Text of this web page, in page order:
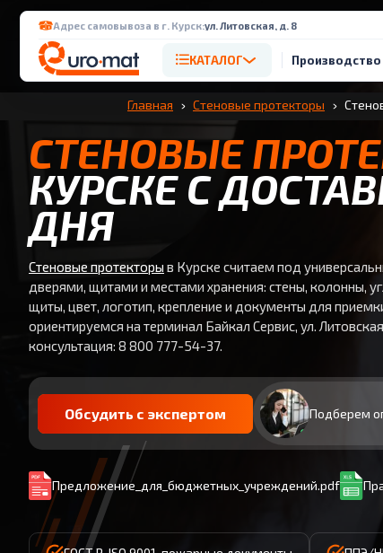
Адрес самовывоза в г. Курск:ул. Литовская, д. 8
КАТАЛОГ Производство
Главная Стеновые протекторы
СТЕНОВЫЕ
КУРСКЕ С
ДНЯ
Стеновые протекторы в Курске считаем под
дверями, щитами и местами хранения: стены, колонны,
щиты, цвет, логотип, крепление и документы для
ориентируемся на терминал Байкал Сервис, ул.
консультация: 8 800 777-54-37.
Обсудить с экспертом Подберем
Предложение_для_бюджетных_учреждений.pdf